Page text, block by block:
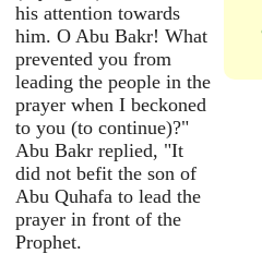
his attention towards
him. O Abu Bakr! What
prevented you from
leading the people in the
prayer when I beckoned
to you (to continue)?"
Abu Bakr replied, "It
did not befit the son of
Abu Quhafa to lead the
prayer in front of the
Prophet.